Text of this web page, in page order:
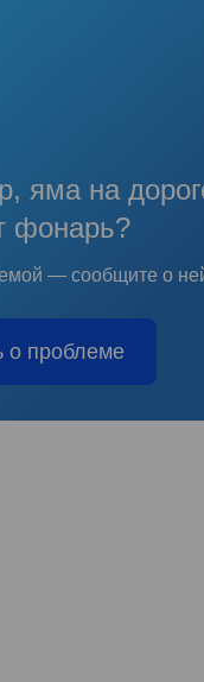
яма на
фонарь?
— сообщите о
о проблеме